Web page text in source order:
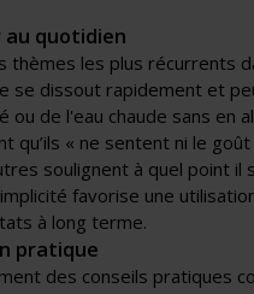
au quotidien
thèmes les plus récurrents
se dissout rapidement et
ou de l'eau chaude sans en
qu’ils « ne sentent ni le goût
soulignent à quel point il
favorise une
à long terme.
pratique
des conseils pratiques